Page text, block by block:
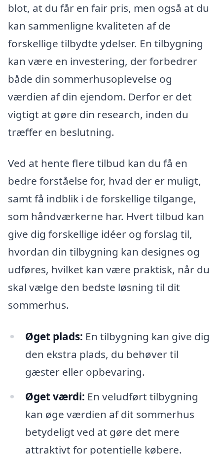
blot, at du får en fair pris, men også at du
kan sammenligne kvaliteten af de
forskellige tilbydte ydelser. En tilbygning
kan være en investering, der forbedrer
både din sommerhusoplevelse og
værdien af din ejendom. Derfor er det
vigtigt at gøre din research, inden du
træffer en beslutning.
Ved at hente flere tilbud kan du få en
bedre forståelse for, hvad der er muligt,
samt få indblik i de forskellige tilgange,
som håndværkerne har. Hvert tilbud kan
give dig forskellige idéer og forslag til,
hvordan din tilbygning kan designes og
udføres, hvilket kan være praktisk, når du
skal vælge den bedste løsning til dit
sommerhus.
Øget plads: En tilbygning kan give dig
den ekstra plads, du behøver til
gæster eller opbevaring.
Øget værdi: En veludført tilbygning
kan øge værdien af dit sommerhus
betydeligt ved at gøre det mere
attraktivt for potentielle købere.